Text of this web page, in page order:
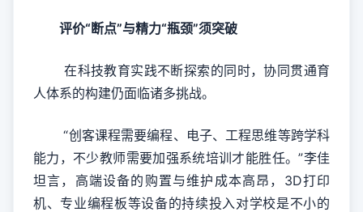
评价“断点”与精力“瓶颈”须突破
在科技教育实践不断探索的同时，协同贯通育
人体系的构建仍面临诸多挑战。
“创客课程需要编程、电子、工程思维等跨学科
能力，不少教师需要加强系统培训才能胜任。”李佳
坦言，高端设备的购置与维护成本高昂，3D打印
机、专业编程板等设备的持续投入对学校是不小的